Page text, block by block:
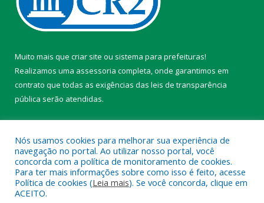
Muito mais que criar site ou sistema para prefeituras!
Realizamos uma assessoria completa, onde garantimos em
contrato que todas as exigências das leis de transparência
pública serão atendidas.
Todos os direitos reservados a Câmara Municipal de Belterra.
Nós usamos cookies para melhorar sua experiência de
navegação no portal. Ao utilizar nosso portal, você
concorda com a política de monitoramento de cookies.
Para ter mais informações sobre como isso é feito, acesse
Política de cookies (Leia mais). Se você concorda, clique em
ACEITO.